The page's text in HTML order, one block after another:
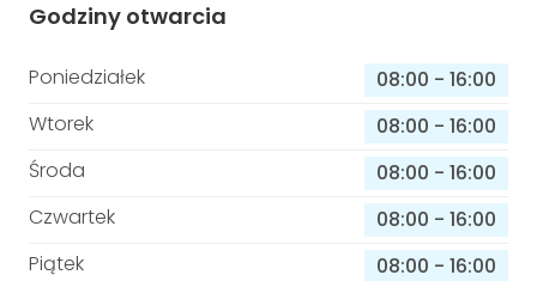
Godziny otwarcia
Poniedziałek 08:00 - 16:00
Wtorek
08:00 - 16:00
Środa
08:00 - 16:00
Czwartek
08:00 - 16:00
Piątek
08:00 - 16:00